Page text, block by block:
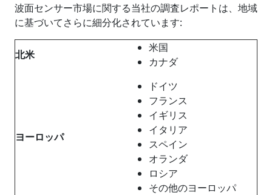
波面センサー市場に関する当社の調査レポートは、地域
に基づいてさらに細分化されています:
北米
米国
カナダ
ヨーロッパ
ドイツ
フランス
イギリス
イタリア
スペイン
オランダ
ロシア
その他のヨーロッパ